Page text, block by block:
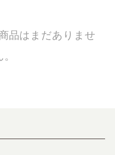
品はまだありませ
。